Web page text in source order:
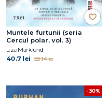
Muntele furtunii (seria
Cercul polar, vol. 3)
Liza Marklund
40.7 lei 58.14 lei
-30%